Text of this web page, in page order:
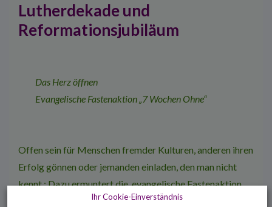
Lutherdekade und
Reformationsjubiläum
Das Herz öffnen
Evangelische Fastenaktion „7 Wochen Ohne“
Offen sein für Menschen fremder Kulturen, anderen ihren
Erfolg gönnen oder jemanden einladen, den man nicht
kennt : Dazu ermuntert die evangelische Fastenaktion
2016 unter dem Motto „Großes Herz! Sieben Wochen
Ihr Cookie-Einverständnis